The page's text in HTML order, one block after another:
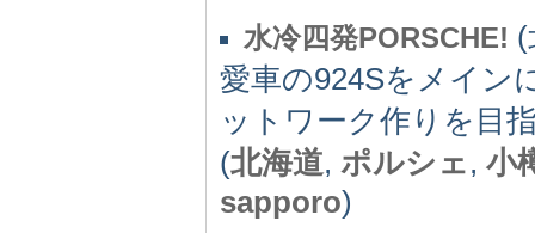
水冷四発PORSCHE! (
愛車の924Sをメイン
ットワーク作りを目
(北海道, ポルシェ, 小
sapporo)